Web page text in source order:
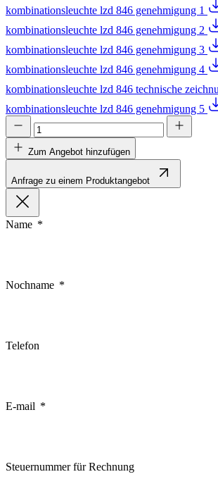
kombinationsleuchte lzd 846 genehmigung 1
kombinationsleuchte lzd 846 genehmigung 2
kombinationsleuchte lzd 846 genehmigung 3
kombinationsleuchte lzd 846 genehmigung 4
kombinationsleuchte lzd 846 technische
kombinationsleuchte lzd 846 genehmigung 5
Zum Angebot hinzufügen
Anfrage zu einem Produktangebot
Name
Nochname
Telefon
E-mail
Steuernummer für Rechnung